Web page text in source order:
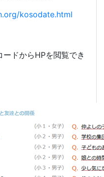
kosodate.html
ードからHPを閲覧でき